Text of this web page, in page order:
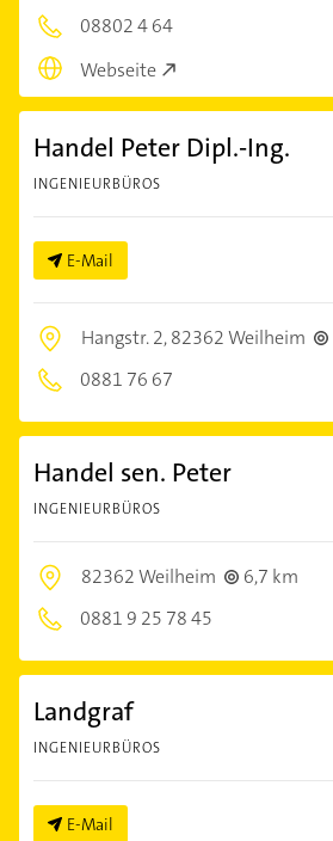
08802 4 64
Webseite
Handel Peter Dipl.-Ing.
INGENIEURBÜROS
E-Mail
Hangstr. 2,82362 Weilheim
0881 76 67
Handel sen. Peter
INGENIEURBÜROS
82362 Weilheim
6,7 km
0881 9 25 78 45
Landgraf
INGENIEURBÜROS
E-Mail